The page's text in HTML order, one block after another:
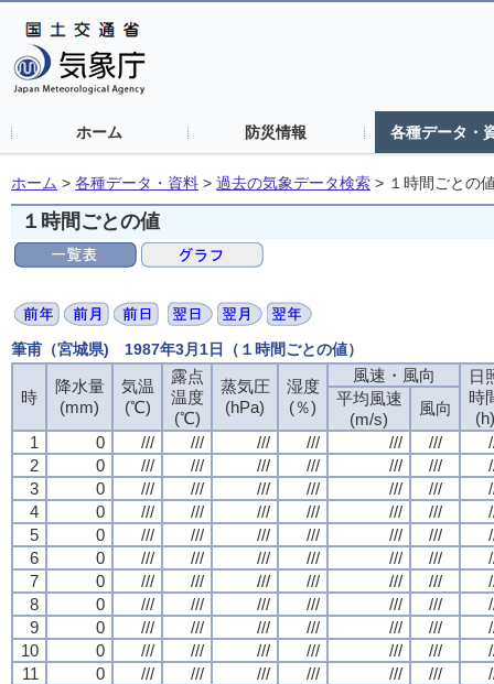
ホーム 防災情報 各種データ・
ホーム > 各種データ・資料 > 過去の気象データ検索 > １時間ごとの
１時間ごとの値
筆甫（宮城県) 1987年3月1日（１時間ごとの値）
時
降水量
(mm)
気温
(℃)
露点
温度
(℃)
蒸気圧
(hPa)
湿度
(％)
風速・風向
日
時
(h)
平均風速
(m/s)
風向
1
0 /// /// /// /// /// ///
2
0 /// /// /// /// /// ///
3
0 /// /// /// /// /// ///
4
0 /// /// /// /// /// ///
5
0 /// /// /// /// /// ///
6
0 /// /// /// /// /// ///
7
0 /// /// /// /// /// ///
8
0 /// /// /// /// /// ///
9
0 /// /// /// /// /// ///
10
0 /// /// /// /// /// ///
11
0 /// /// /// /// /// ///